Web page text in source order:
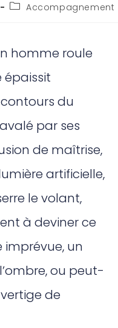
Accompagnement
homme roule
épaissit
du
par ses
de maîtrise,
artificielle,
le volant,
à deviner ce
imprévue, un
ou peut-
de